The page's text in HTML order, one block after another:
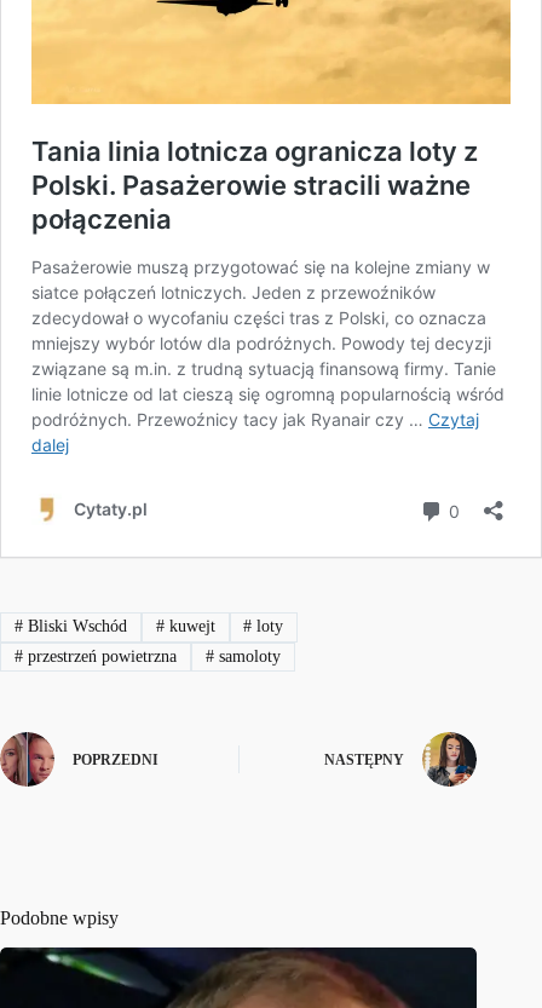
#Bliski Wschód #kuwejt # loty
#przestrzeń powietrzna #samoloty
POPRZEDNI NASTĘPNY
Podobne wpisy